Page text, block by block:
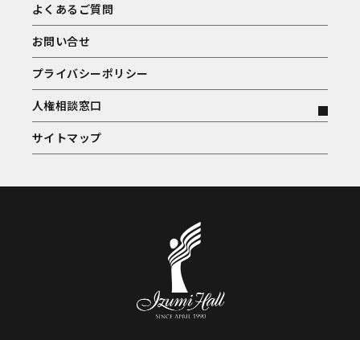
よくあるご質問
お問い合せ
プライバシーポリシー
人権相談窓口
サイトマップ